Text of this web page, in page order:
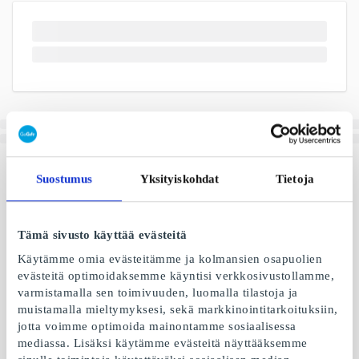
Suostumus Yksityiskohdat Tietoja
Tämä sivusto käyttää evästeitä
Käytämme omia evästeitämme ja kolmansien osapuolien
evästeitä optimoidaksemme käyntisi verkkosivustollamme,
varmistamalla sen toimivuuden, luomalla tilastoja ja
muistamalla mieltymyksesi, sekä markkinointitarkoituksiin,
jotta voimme optimoida mainontamme sosiaalisessa
mediassa. Lisäksi käytämme evästeitä näyttääksemme